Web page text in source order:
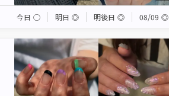
今日 ◯ 明日 ◎ 明後日 ◎ 08/09 ◎